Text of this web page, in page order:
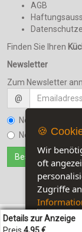
Details zur Anzeige
AGB
Finden Sie Ihren
Newsletter
Zum Newsletter
@
Newsletter
Newsletter
🍪
Wir
oft
Zugriffe